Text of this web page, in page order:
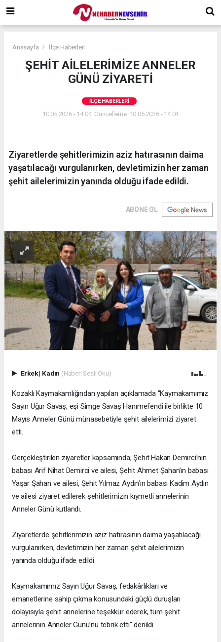
Anasayfa İlçe Haberleri
ŞEHİT AİLELERİMİZE ANNELER
GÜNÜ ZİYARETİ
İLÇE HABERLERI
10.05.2026 - 14:04, Güncelleme: 10.05.2026 - 14:04
Ziyaretlerde şehitlerimizin aziz hatırasının daima
yaşatılacağı vurgulanırken, devletimizin her zaman
şehit ailelerimizin yanında olduğu ifade edildi.
ABONE OL
Erkek| Kadın (Haberi Sesli Oku)
Kozaklı Kaymakamlığından yapılan açıklamada "Kaymakamımız
Sayın Uğur Savaş, eşi Simge Savaş Hanımefendi ile birlikte 10
Mayıs Anneler Günü münasebetiyle şehit ailelerimizi ziyaret
etti.
Gerçekleştirilen ziyaretler kapsamında; Şehit Hakan Demirci’nin
babası Arif Nihat Demirci ve ailesi, Şehit Ahmet Şahan’ın babası
Yaşar Şahan ve ailesi, Şehit Yılmaz Aydın’ın babası Kadim Aydın
ve ailesi ziyaret edilerek şehitlerimizin kıymetli annelerinin
Anneler Günü kutlandı.
Ziyaretlerde şehitlerimizin aziz hatırasının daima yaşatılacağı
vurgulanırken, devletimizin her zaman şehit ailelerimizin
yanında olduğu ifade edildi.
Kaymakamımız Sayın Uğur Savaş, fedakârlıkları ve
emanetlerine sahip çıkma konusundaki güçlü duruşları
dolayısıyla şehit annelerine teşekkür ederek, tüm şehit
annelerinin Anneler Günü’nü tebrik etti" denildi